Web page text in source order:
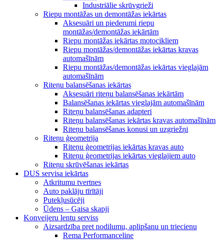
Industriālie skrūvgrieži
Riepu montāžas un demontāžas iekārtas
Aksesuāri un piederumi riepu
montāžas/demontāžas iekārtām
Riepu montāžas iekārtas motocikliem
Riepu montāžas/demontāžas iekārtas kravas
automašīnām
Riepu montāžas/demontāžas iekārtas vieglajām
automašīnām
Riteņu balansēšanas iekārtas
Aksesuāri riteņu balansēšanas iekārtām
Balansēšanas iekārtas vieglajām automašīnām
Riteņu balansēšanas adapteri
Riteņu balansēšanas iekārtas kravas automašīnām
Riteņu balansēšanas konusi un uzgriežņi
Riteņu ģeometrija
Riteņu ģeometrijas iekārtas kravas auto
Riteņu ģeometrijas iekārtas vieglajiem auto
Riteņu skrūvēšanas iekārtas
DUS servisa iekārtas
Atkritumu tvertnes
Auto paklāju tīrītāji
Putekļusūcēji
Ūdens – Gaisa skapji
Konveijeru lentu serviss
Aizsardzība pret nodilumu, aplipšanu un triecienu
Rema Performanceline